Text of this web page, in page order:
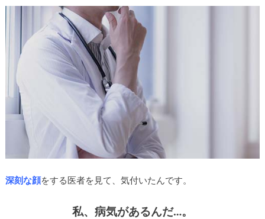
深刻な顔をする医者を見て、気付いたんです。
私、病気があるんだ…。